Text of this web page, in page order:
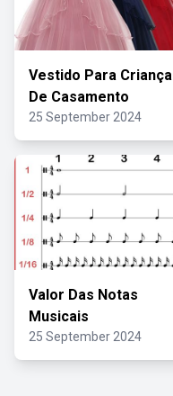
Vestido Para Criança
De Casamento
25 September 2024
Valor Das Notas
Musicais
25 September 2024